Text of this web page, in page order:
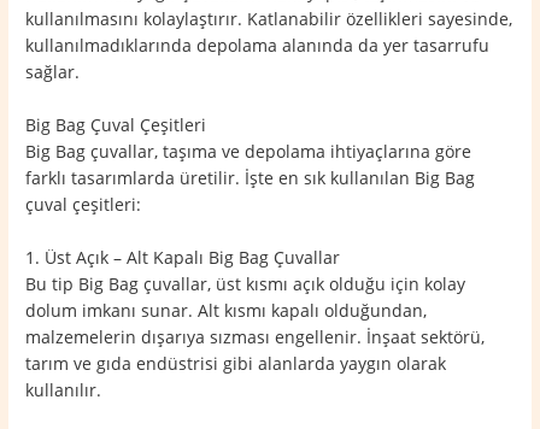
kullanılmasını kolaylaştırır. Katlanabilir özellikleri sayesinde,
kullanılmadıklarında depolama alanında da yer tasarrufu
sağlar.
Big Bag Çuval Çeşitleri
Big Bag çuvallar, taşıma ve depolama ihtiyaçlarına göre
farklı tasarımlarda üretilir. İşte en sık kullanılan Big Bag
çuval çeşitleri:
1. Üst Açık – Alt Kapalı Big Bag Çuvallar
Bu tip Big Bag çuvallar, üst kısmı açık olduğu için kolay
dolum imkanı sunar. Alt kısmı kapalı olduğundan,
malzemelerin dışarıya sızması engellenir. İnşaat sektörü,
tarım ve gıda endüstrisi gibi alanlarda yaygın olarak
kullanılır.